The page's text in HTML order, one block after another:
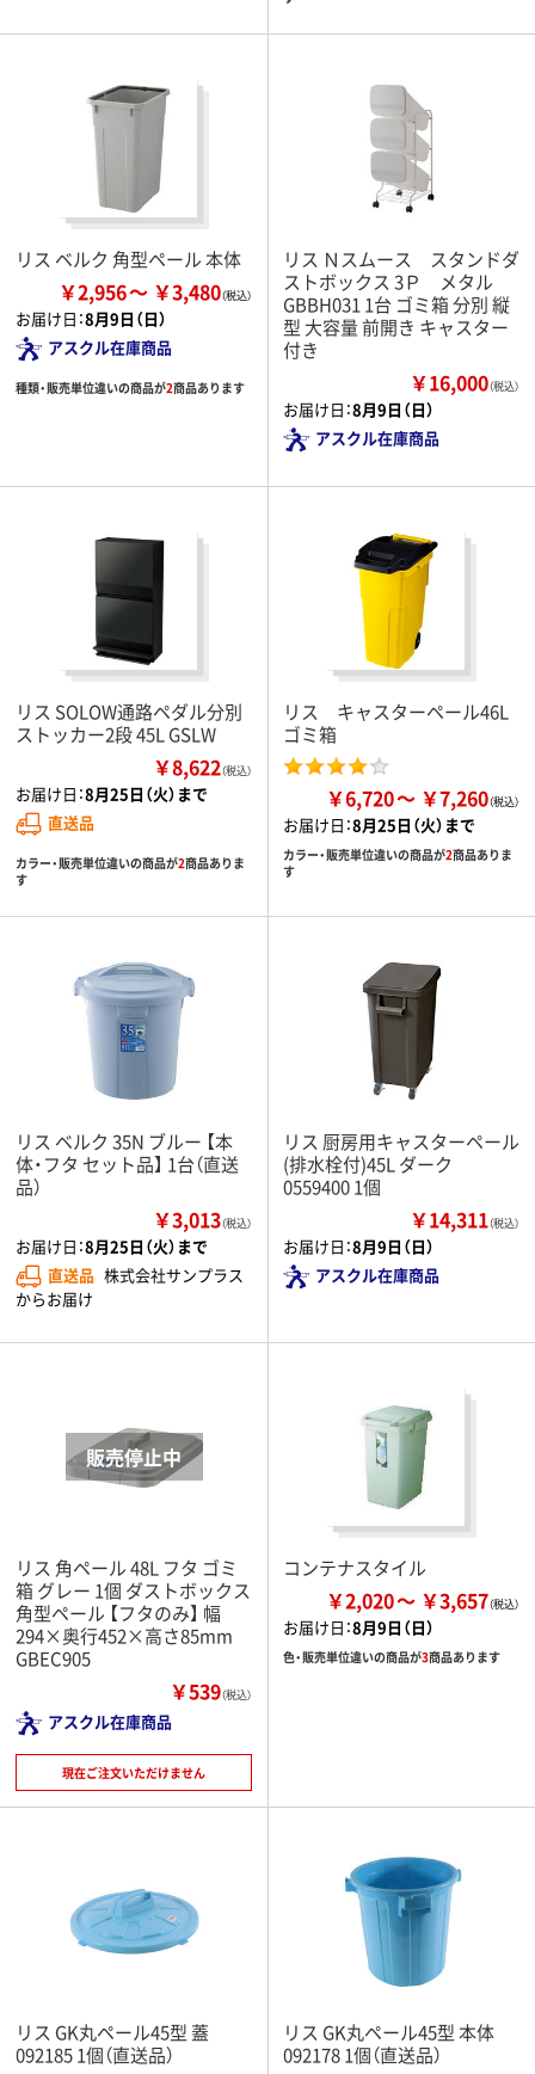
リス ベルク 角型ペール 本体
￥2,956 ￥3,480
お届け日：8月9日（日）
アスクル在庫商品
種類・販売単位違いの商品が2商品あります
リス Ｎスムース スタンドダ
ストボックス 3Ｐ メタル
GBBH031 1台 ゴミ箱 分別 縦
型 大容量 前開き キャスター
付き
￥16,000（税込）
お届け日：8月9日（日）
アスクル在庫商品
リス SOLOW通路ペダル分別
ストッカー2段 45L GSLW
￥8,622（税込）
お届け日：8月25日（火）まで
直送品
カラー・販売単位違いの商品が2商品ありま
す
リス キャスターペール46L
ゴミ箱
￥6,720 ￥7,260
お届け日：8月25日（火）まで
カラー・販売単位違いの商品が2商品ありま
す
リス ベルク 35N ブルー 【本
体・フタ セット品】 1台（直送
品）
￥3,013（税込）
お届け日：8月25日（火）まで
直送品 株式会社サンプラス
からお届け
リス 厨房用キャスターペール
(排水栓付)45L ダーク
0559400 1個
￥14,311（税込）
お届け日：8月9日（日）
アスクル在庫商品
リス 角ペール 48L フタ ゴミ
箱 グレー 1個 ダストボックス
角型ペール 【フタのみ】 幅
294×奥行452×高さ85mm
GBEC905
￥539（税込）
アスクル在庫商品
現在ご注文いただけません
コンテナスタイル
￥2,020 ￥3,657
お届け日：8月9日（日）
色・販売単位違いの商品が3商品あります
リス GK丸ペール45型 蓋
092185 1個（直送品）
リス GK丸ペール45型 本体
092178 1個（直送品）